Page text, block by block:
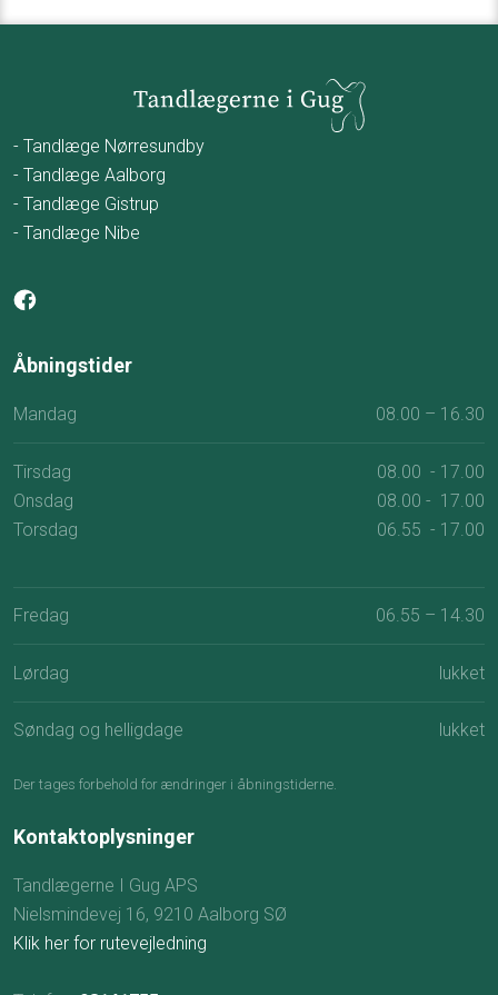
- Tandlæge Nørresundby
- Tandlæge Aalborg
- Tandlæge Gistrup
- Tandlæge Nibe
Åbningstider​
Mandag 08.00 – 16.30
Tirsdag
Onsdag
Torsdag
08.00 - 17.00
08.00 - 17.00
06.55 - 17.00
Fredag 06.55 – 14.30​
Lørdag lukket​
Søndag og helligdage lukket
Der tages for​behold for ændringer i åbningstiderne.
Kontaktoplysninger
Tandlægerne I Gug APS
Nielsmindevej 16, 9210 Aalborg SØ
Klik her for rutevejledning